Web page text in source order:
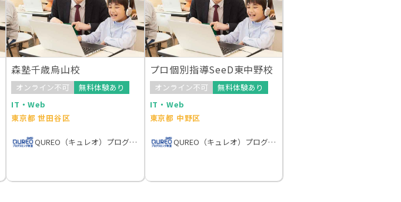
森塾千歳烏山校
オンライン不可
無料体験あり
IT・Web
東京都 世田谷区
QUREO（キュレオ）プログラミング教室
プロ個別指導SeeD東中野校
オンライン不可
無料体験あり
IT・Web
東京都 中野区
QUREO（キュレオ）プログラミング教室